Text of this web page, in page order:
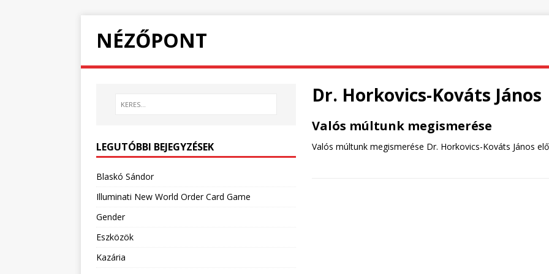
NÉZŐPONT
Dr. Horkovics-Kováts János
Valós múltunk megismerése
Valós múltunk megismerése Dr. Horkovics-Kováts János
LEGUTÓBBI BEJEGYZÉSEK
Blaskó Sándor
Illuminati New World Order Card Game
Gender
Eszközök
Kazária